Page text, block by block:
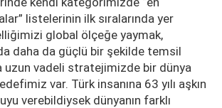
listelerinin ilk sıralarında yer
global ölçeğe yaymak,
daha da güçlü bir şekilde temsil
uzun vadeli stratejimizde bir dünya
var. Türk insanına 63 yılı aşkın
verebildiysek dünyanın farklı